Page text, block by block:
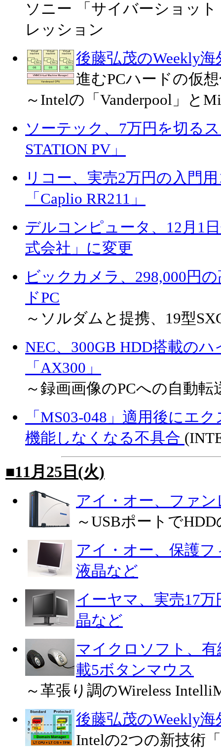
ソニー 「サイバーショッ
レッション
後藤弘茂のWeekly
進むPCハードの仮
～Intelの「Vanderpool」と
ソーテック、7万円を切る
STATION PV」
リコー、実売2万円の入門
「Caplio RR211」
デルコンピュータ、12月1
式会社」に変更
ビックカメラ、298,000円
ドPC
～ソルダムと提携、19型
NEC、300GB HDD搭載の
「AX300」
～録画画像のPCへの自動転
「MS03-048」適用後にエ
機能しなくなる不具合
■11月25日(火)
アイ・オー、ファ
～USBポートで
アイ・オー、保護
液晶など
イーヤマ、実売17
晶など
マイクロソフト、
載5ボタンマウス
～革張り調のWireless
後藤弘茂のWeekly
Intelの2つの新技術